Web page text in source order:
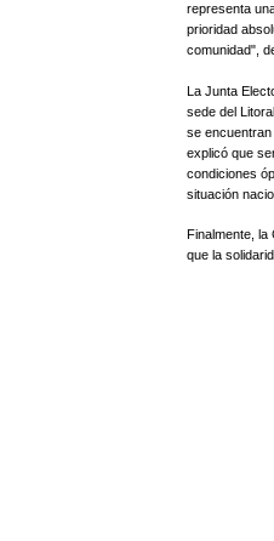
representa
prioridad
comunidad",
La Junta
sede del
se
explicó que
condiciones
situación
Finalmente, la
que la